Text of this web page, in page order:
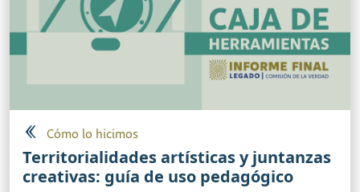
Cómo lo hicimos
Territorialidades artísticas y juntanzas
creativas: guía de uso pedagógico